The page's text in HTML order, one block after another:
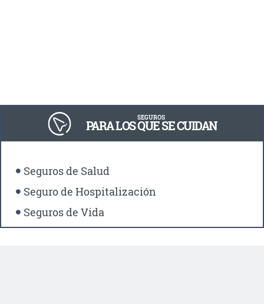
SEGUROS
PARA LOS QUE SE CUIDAN
Seguros de Salud
Seguro de Hospitalización
Seguros de Vida